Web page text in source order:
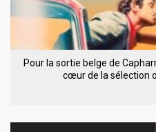
Pour la sortie belge de
cœur de la sélection